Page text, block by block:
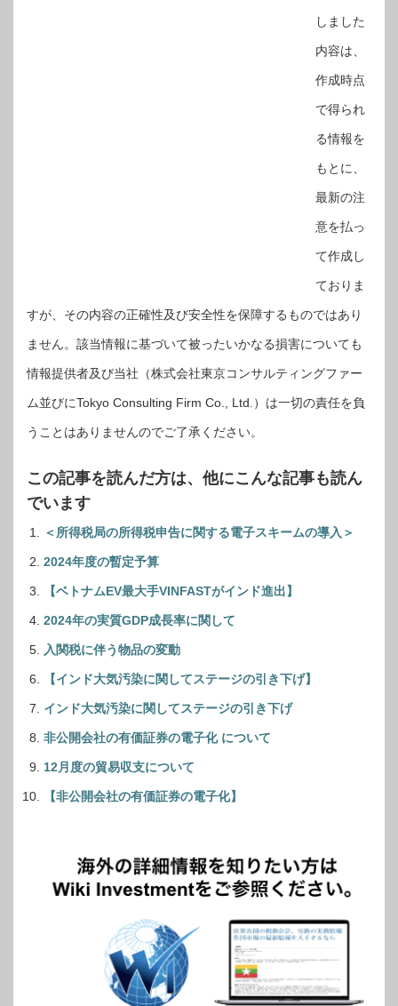
しました
内容は、
作成時点
で得られ
る情報を
もとに、
最新の注
意を払っ
て作成し
ておりま
すが、その内容の正確性及び安全性を保障するものではあり
ません。該当情報に基づいて被ったいかなる損害についても
情報提供者及び当社（株式会社東京コンサルティングファー
ム並びにTokyo Consulting Firm Co., Ltd.）は一切の責任を負
うことはありませんのでご了承ください。
この記事を読んだ方は、他にこんな記事も読ん
でいます
＜所得税局の所得税申告に関する電子スキームの導入＞
2024年度の暫定予算
【ベトナムEV最大手VINFASTがインド進出】
2024年の実質GDP成長率に関して
入関税に伴う物品の変動
【インド大気汚染に関してステージの引き下げ】
インド大気汚染に関してステージの引き下げ
非公開会社の有価証券の電子化 について
12月度の貿易収支について
【非公開会社の有価証券の電子化】